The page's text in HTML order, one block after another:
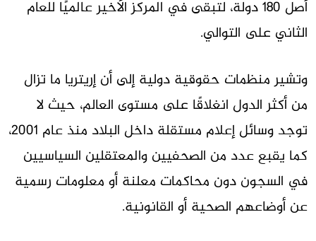
أصل 180 دولة، لتبقى في المركز الأخير عالميًا للعام
الثاني على التوالي.
وتشير منظمات حقوقية دولية إلى أن إريتريا ما تزال
من أكثر الدول انغلاقًا على مستوى العالم، حيث لا
توجد وسائل إعلام مستقلة داخل البلاد منذ عام 2001،
كما يقبع عدد من الصحفيين والمعتقلين السياسيين
في السجون دون محاكمات معلنة أو معلومات رسمية
عن أوضاعهم الصحية أو القانونية.